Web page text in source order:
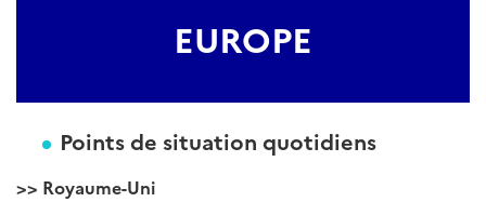
EUROPE
Points de situation quotidiens
>> Royaume-Uni